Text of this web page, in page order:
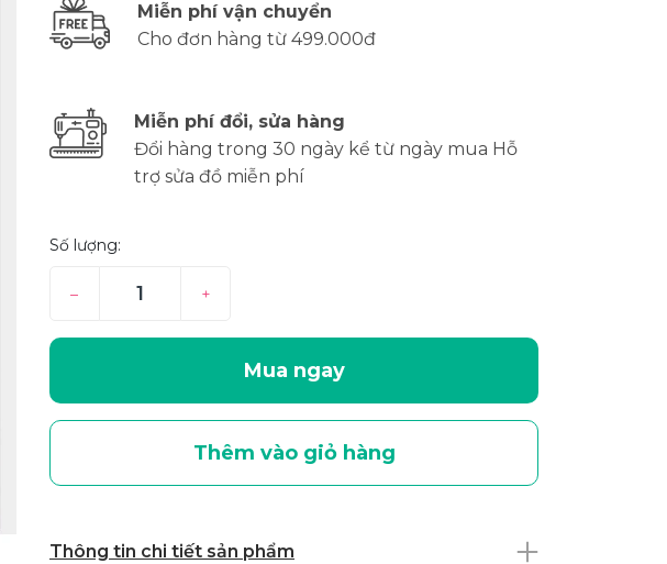
Miễn phí vận chuyển
Cho đơn hàng từ 499.000đ
Miễn phí đổi, sửa hàng
Đổi hàng trong 30 ngày kể từ ngày mua Hỗ
trợ sửa đồ miễn phí
Số lượng:
– +
Mua ngay
Thêm vào giỏ hàng
Thông tin chi tiết sản phẩm